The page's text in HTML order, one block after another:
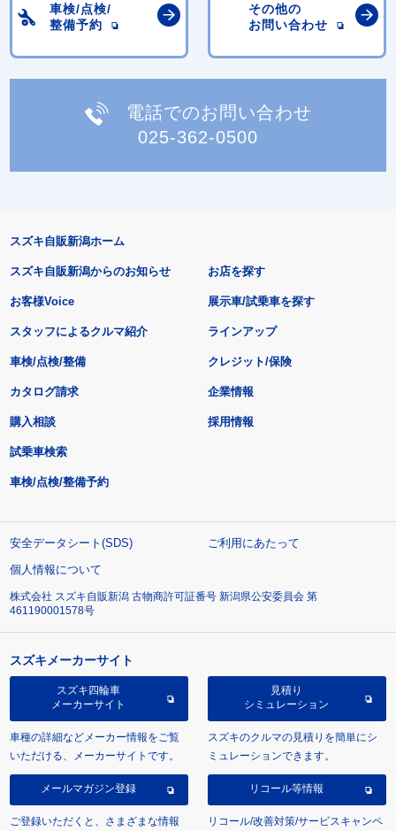
車検/点検/
整備予約
その他の
お問い合わせ
電話でのお問い合わせ
025-362-0500
スズキ自販新潟ホーム
スズキ自販新潟からのお知らせ
お客様Voice
スタッフによるクルマ紹介
お店を探す
展示車/試乗車を探す
ラインアップ
車検/点検/整備 クレジット/保険
カタログ請求
購入相談
試乗車検索
車検/点検/整備予約
企業情報
採用情報
安全データシート(SDS)
ご利用にあたって
個人情報について
株式会社 スズキ自販新潟 古物商許可証番号 新潟県公安委員会 第
461190001578号
スズキメーカーサイト
スズキ四輪車
メーカーサイト
車種の詳細などメーカー情報をご覧
いただける、メーカーサイトです。
見積り
シミュレーション
スズキのクルマの見積りを簡単にシ
ミュレーションできます。
メールマガジン登録
ご登録いただくと、さまざまな情報
リコール等情報
リコール/改善対策/サービスキャンペ